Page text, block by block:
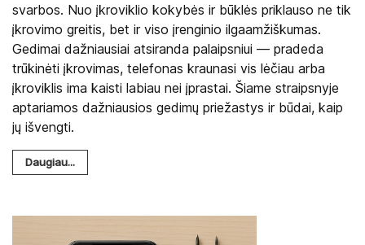
svarbos. Nuo įkroviklio kokybės ir būklės priklauso ne tik
įkrovimo greitis, bet ir viso įrenginio ilgaamžiškumas.
Gedimai dažniausiai atsiranda palaipsniui — pradeda
trūkinėti įkrovimas, telefonas kraunasi vis lėčiau arba
įkroviklis ima kaisti labiau nei įprastai. Šiame straipsnyje
aptariamos dažniausios gedimų priežastys ir būdai, kaip
jų išvengti.
Daugiau...